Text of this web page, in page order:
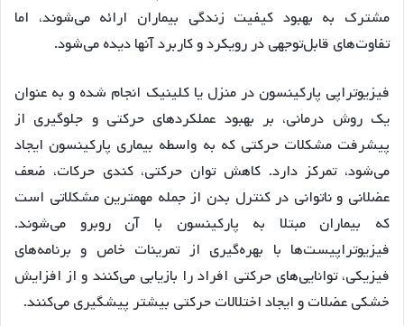
مشترک به بهبود کیفیت زندگی بیماران ارائه می‌شوند، اما
تفاوت‌های قابل‌توجهی در رویکرد و کاربرد آنها دیده می‌شود.
فیزیوتراپی پارکینسون در منزل یا کلینیک انجام شده و به عنوان
یک روش درمانی، بر بهبود عملکردهای حرکتی و جلوگیری از
پیشرفت مشکلات حرکتی که به واسطه بیماری پارکینسون ایجاد
می‌شود، تمرکز دارد. کاهش توان حرکتی، کندی حرکات، ضعف
عضلانی و ناتوانی در کنترل بدن از جمله مهمترین مشکلاتی است
که بیماران مبتلا به پارکینسون با آن روبرو می‌شوند.
فیزیوتراپیست‌ها با بهره‌گیری از تمرینات خاص و برنامه‌های
فیزیکی، توانایی‌های حرکتی افراد را بازیابی می‌کنند و از افزایش
خشکی عضلات و ایجاد اختلالات حرکتی بیشتر پیشگیری می‌کنند.